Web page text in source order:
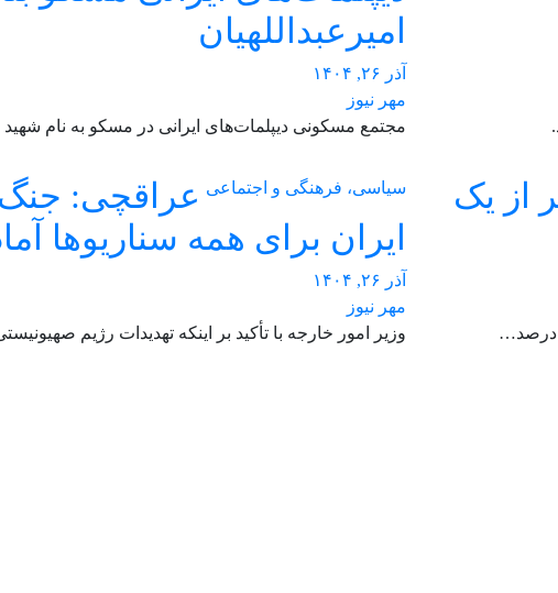
امیرعبداللهیان
آذر ۲۶, ۱۴۰۴
مهر نیوز
مجتمع مسکونی دیپلمات‌های ایرانی در مسکو به نام شهید
از یک
درصد…
سیاسی، فرهنگی و اجتماعی عراقچی: جنگ
ایران برای همه سناریوها
آذر ۲۶, ۱۴۰۴
مهر نیوز
وزیر امور خارجه با تأکید بر اینکه تهدیدات رژیم